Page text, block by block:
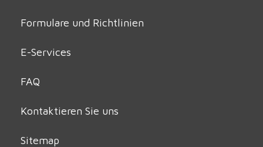
Formulare und Richtlinien
E-Services
FAQ
Kontaktieren Sie uns
Sitemap